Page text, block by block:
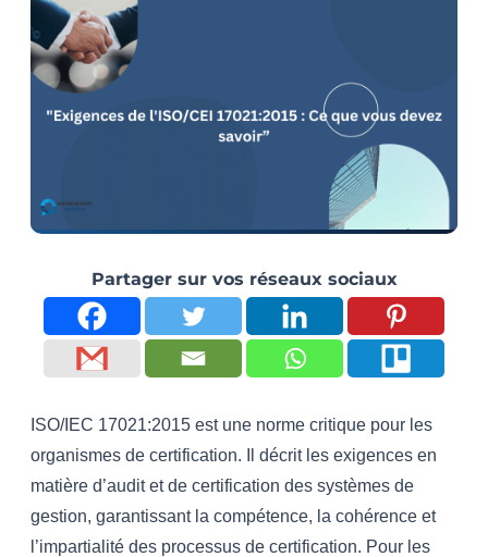
Partager sur vos réseaux sociaux
ISO/IEC 17021:2015 est une norme critique pour les
organismes de certification. Il décrit les exigences en
matière d’audit et de certification des systèmes de
gestion, garantissant la compétence, la cohérence et
l’impartialité des processus de certification. Pour les